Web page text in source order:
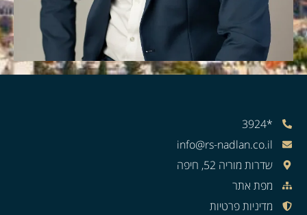
*3924
info@rs-nadlan.co.il
שדרות מוריה 52, חיפה
מפת אתר
מדיניות פרטיות